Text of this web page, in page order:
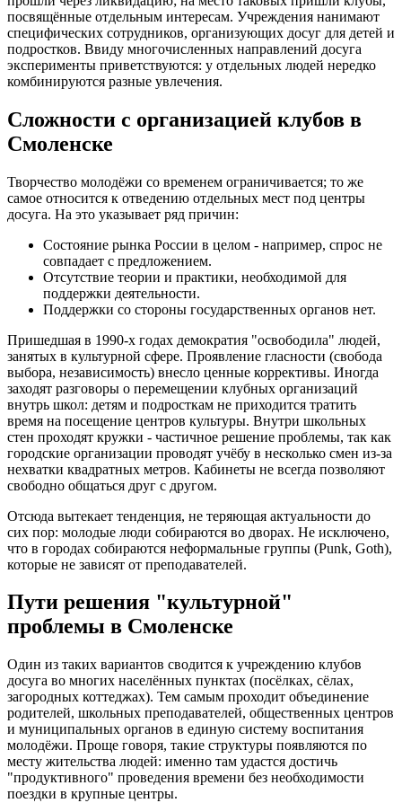
посвящённые отдельным интересам. Учреждения нанимают
специфических сотрудников, организующих досуг для детей и
подростков. Ввиду многочисленных направлений досуга
эксперименты приветствуются: у отдельных людей нередко
комбинируются разные увлечения.
Сложности с организацией клубов в
Смоленске
Творчество молодёжи со временем ограничивается; то же
самое относится к отведению отдельных мест под центры
досуга. На это указывает ряд причин:
Состояние рынка России в целом - например, спрос не
совпадает с предложением.
Отсутствие теории и практики, необходимой для
поддержки деятельности.
Поддержки со стороны государственных органов нет.
Пришедшая в 1990-х годах демократия "освободила" людей,
занятых в культурной сфере. Проявление гласности (свобода
выбора, независимость) внесло ценные коррективы. Иногда
заходят разговоры о перемещении клубных организаций
внутрь школ: детям и подросткам не приходится тратить
время на посещение центров культуры. Внутри школьных
стен проходят кружки - частичное решение проблемы, так как
городские организации проводят учёбу в несколько смен из-за
нехватки квадратных метров. Кабинеты не всегда позволяют
свободно общаться друг с другом.
Отсюда вытекает тенденция, не теряющая актуальности до
сих пор: молодые люди собираются во дворах. Не исключено,
что в городах собираются неформальные группы (Punk, Goth),
которые не зависят от преподавателей.
Пути решения "культурной"
проблемы в Смоленске
Один из таких вариантов сводится к учреждению клубов
досуга во многих населённых пунктах (посёлках, сёлах,
загородных коттеджах). Тем самым проходит объединение
родителей, школьных преподавателей, общественных центров
и муниципальных органов в единую систему воспитания
молодёжи. Проще говоря, такие структуры появляются по
месту жительства людей: именно там удастся достичь
"продуктивного" проведения времени без необходимости
поездки в крупные центры.